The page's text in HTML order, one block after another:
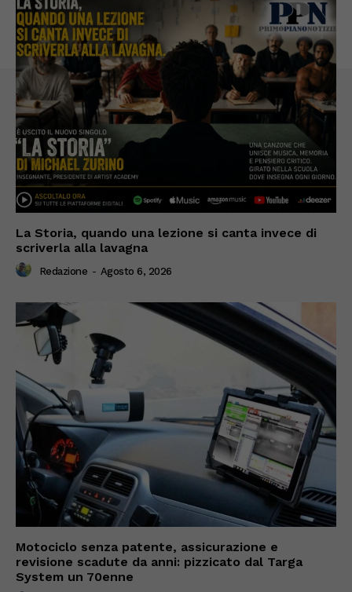
La Storia, quando una lezione si canta invece di
scriverla alla lavagna
Redazione - Agosto 6, 2026
Motociclo senza patente, assicurazione e
revisione scadute da anni: pizzicato dal Targa
System un 70enne